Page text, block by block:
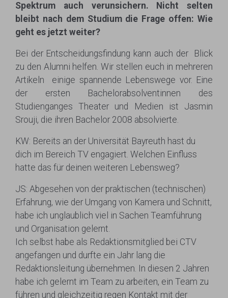
Spektrum auch verunsichern. Nicht selten
bleibt nach dem Studium die Frage offen: Wie
geht es jetzt weiter?
Bei der Entscheidungsfindung kann auch der Blick
zu den Alumni helfen. Wir stellen euch in mehreren
Artikeln einige spannende Lebenswege vor. Eine
der ersten Bachelorabsolventinnen des
Studienganges Theater und Medien ist Jasmin
Srouji, die ihren Bachelor 2008 absolvierte.
KW: Bereits an der Universität Bayreuth hast du
dich im Bereich TV engagiert. Welchen Einfluss
hatte das für deinen weiteren Lebensweg?
JS: Abgesehen von der praktischen (technischen)
Erfahrung, wie der Umgang von Kamera und Schnitt,
habe ich unglaublich viel in Sachen Teamführung
und Organisation gelernt.
Ich selbst habe als Redaktionsmitglied bei CTV
angefangen und durfte ein Jahr lang die
Redaktionsleitung übernehmen. In diesen 2 Jahren
habe ich gelernt im Team zu arbeiten, ein Team zu
führen und gleichzeitig regen Kontakt mit der